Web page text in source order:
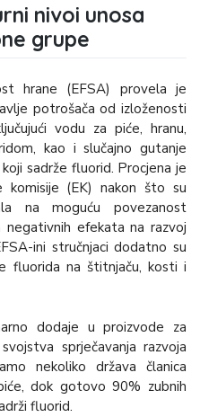
nivoi unosa
grupe
hrane (EFSA) provela je
potrošača od izloženosti
vodu za piće, hranu,
kao i slučajno gutanje
sadrže fluorid. Procjena je
komisije (EK) nakon što su
na moguću povezanost
efekata na razvoj
ini stručnjaci dodatno su
fluorida na štitnjaču, kosti i
dodaje u proizvode za
sprječavanja razvoja
nekoliko država članica
dok gotovo 90% zubnih
fluorid.